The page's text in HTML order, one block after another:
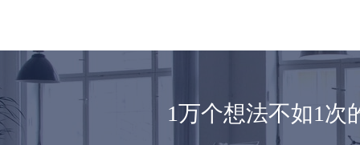
1万个想法不如1次